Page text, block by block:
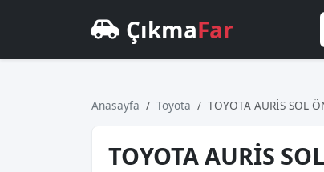
ÇıkmaFar
Anasayfa Toyota TOYOTA AURİS SOL
TOYOTA AURİS